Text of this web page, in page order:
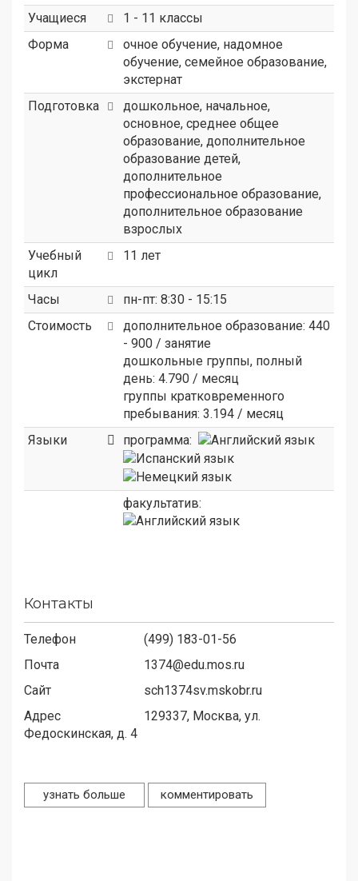
Учащиеся
1 - 11 классы
Форма
очное обучение, надомное
обучение, семейное образование,
экстернат
Подготовка
дошкольное, начальное,
основное, среднее общее
образование, дополнительное
образование детей,
дополнительное
профессиональное образование,
дополнительное образование
взрослых
Учебный
цикл
11 лет
Часы
пн-пт: 8:30 - 15:15
Стоимость
дополнительное образование: 440
- 900 / занятие
дошкольные группы, полный
день: 4.790 / месяц
группы кратковременного
пребывания: 3.194 / месяц
Языки
программа:
факультатив:
Контакты
Телефон
(499) 183-01-56
Почта
1374@edu.mos.ru
Сайт
sch1374sv.mskobr.ru
Адрес
129337, Москва, ул.
Федоскинская, д. 4
узнать больше комментировать